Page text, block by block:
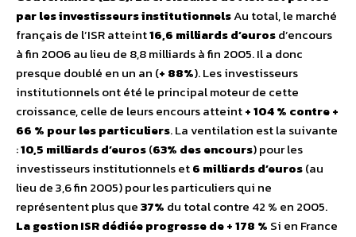
par les investisseurs institutionnelsAu total, le marché
français de l’ISR atteint16,6 milliards d’eurosd’encours
à fin 2006 au lieu de 8,8 milliards à fin 2005. Il a donc
presque doublé en un an (+ 88%). Les investisseurs
institutionnels ont été le principal moteur de cette
croissance, celle de leurs encours atteint+ 104 % contre +
66 % pour les particuliers. La ventilation est la suivante
:10,5 milliards d’euros(63% des encours) pour les
investisseurs institutionnels et6 milliards d’euros(au
lieu de 3,6 fin 2005) pour les particuliers qui ne
représentent plus que37% du total contre 42 % en 2005.
La gestion ISR dédiée progresse de + 178 % Si en France